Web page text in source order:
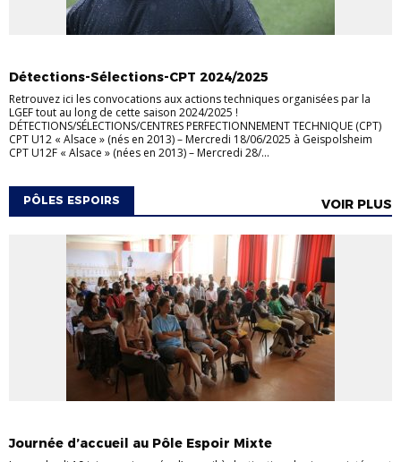
Détections-Sélections-CPT 2024/2025
Retrouvez ici les convocations aux actions techniques organisées par la
LGEF tout au long de cette saison 2024/2025 !
DÉTECTIONS/SÉLECTIONS/CENTRES PERFECTIONNEMENT TECHNIQUE (CPT)
CPT U12 « Alsace » (nés en 2013) – Mercredi 18/06/2025 à Geispolsheim
CPT U12F « Alsace » (nées en 2013) – Mercredi 28/...
PÔLES ESPOIRS VOIR PLUS
Journée d’accueil au Pôle Espoir Mixte